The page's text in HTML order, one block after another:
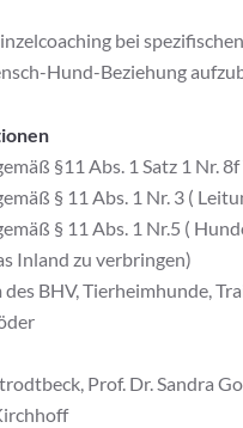
bei
Hund-Beziehung
§11 Abs. 1 Satz 1 Nr.
§ 11 Abs. 1 Nr. 3 (
§ 11 Abs. 1 Nr.5 (
Inland zu verbringen)
BHV, Tierheimhunde,
Prof. Dr. Sandra